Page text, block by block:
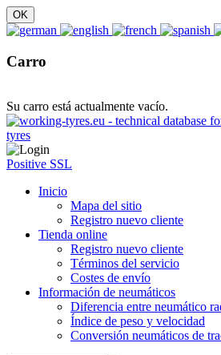
Carro
Su carro está actualmente vacío.
Positive SSL
Inicio
Mapa del sitio
Registro nuevo cliente
Tienda online
Registro nuevo cliente
Términos del servicio
Costes de envío
Información de neumáticos
Diferencia entre neumático
Índice de peso y velocidad
Conversión neumáticos de